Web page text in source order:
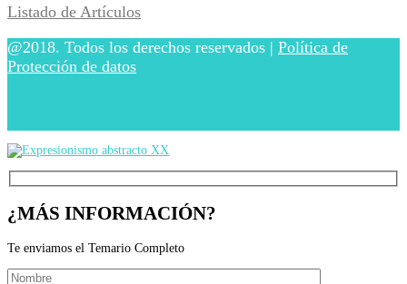
Listado de Artículos
@2018. Todos los derechos reservados | Política de
Protección de datos
¿MÁS INFORMACIÓN?
Te enviamos el Temario Completo